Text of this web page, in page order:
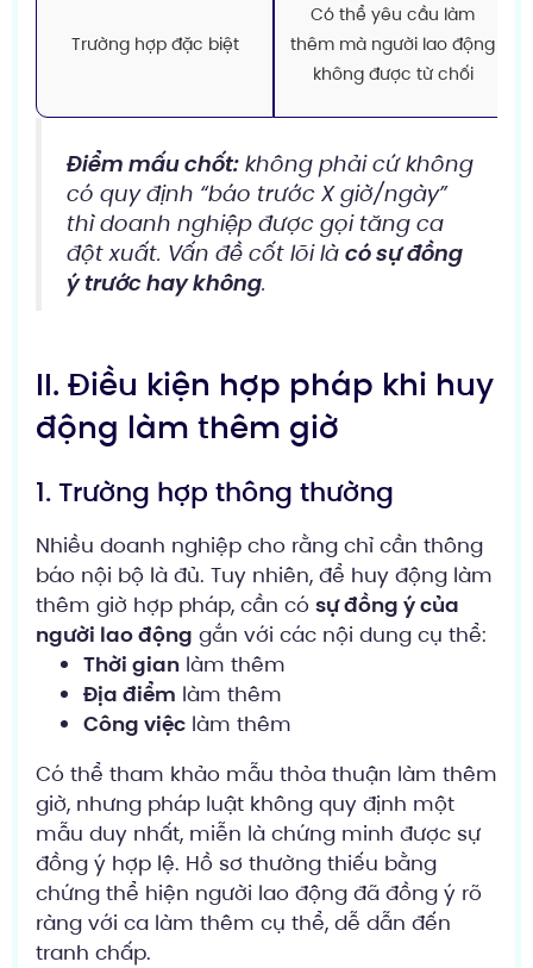
Trường hợp đặc biệt
Có thể yêu cầu làm
thêm mà người lao động
không được từ chối
Điểm mấu chốt:không phải cứ không
có quy định “báo trước X giờ/ngày”
thì doanh nghiệp được gọi tăng ca
đột xuất. Vấn đề cốt lõi là có sự đồng
ý trước hay không.
II. Điều kiện hợp pháp khi huy
động làm thêm giờ
1. Trường hợp thông thường
Nhiều doanh nghiệp cho rằng chỉ cần thông
báo nội bộ là đủ. Tuy nhiên, để huy động làm
thêm giờ hợp pháp, cần có sự đồng ý của
người lao động gắn với các nội dung cụ thể:
Thời gian làm thêm
Địa điểm làm thêm
Công việc làm thêm
Có thể tham khảo mẫu thỏa thuận làm thêm
giờ, nhưng pháp luật không quy định một
mẫu duy nhất, miễn là chứng minh được sự
đồng ý hợp lệ. Hồ sơ thường thiếu bằng
chứng thể hiện người lao động đã đồng ý rõ
ràng với ca làm thêm cụ thể, dễ dẫn đến
tranh chấp.